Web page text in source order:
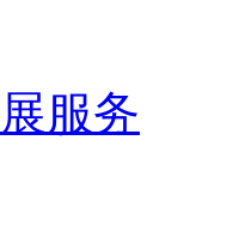
服务